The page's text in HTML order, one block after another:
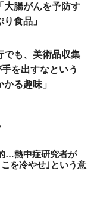
大腸がんを予防す
食品」
でも、美術品収集
を出すなという
かる趣味」
…熱中症研究者が
を冷やせ｣という意